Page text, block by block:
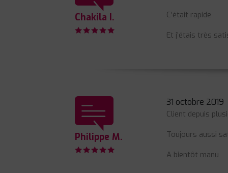
Chakila I.
C’était rapide
Et j’étais très
Philippe M.
31 octobre 2019
Client depuis
Toujours aussi
A bientôt manu